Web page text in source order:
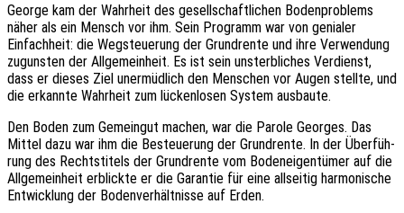
George kam der Wahr­heit des gesell­schaft­li­chen Boden­pro­blems
näher als ein Mensch vor ihm. Sein Programm war von genia­ler
Einfach­heit: die Wegsteue­rung der Grund­ren­te und ihre Verwen­dung
zuguns­ten der Allge­mein­heit. Es ist sein unsterb­li­ches Verdienst,
dass er dieses Ziel uner­müd­lich den Menschen vor Augen stell­te, und
die erkann­te Wahr­heit zum lücken­lo­sen System ausbaute.
Den Boden zum Gemein­gut machen, war die Parole Geor­ges. Das
Mittel dazu war ihm die Besteue­rung der Grund­ren­te. In der Über­füh­
rung des Rechts­ti­tels der Grund­ren­te vom Boden­ei­gen­tü­mer auf die
Allge­mein­heit erblick­te er die Garan­tie für eine allsei­tig harmo­ni­sche
Entwick­lung der Boden­ver­hält­nis­se auf Erden.